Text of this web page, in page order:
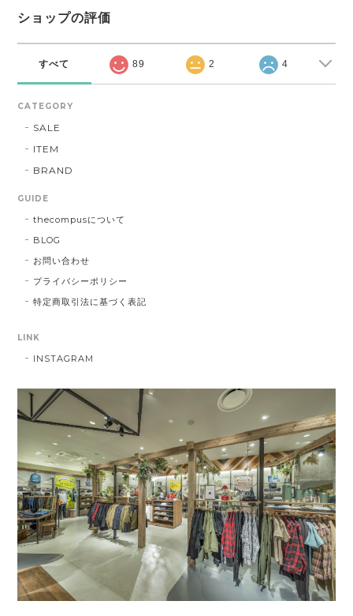
ショップの評価
すべて 89 2 4
CATEGORY
SALE
ITEM
BRAND
GUIDE
thecompusについて
BLOG
お問い合わせ
プライバシーポリシー
特定商取引法に基づく表記
LINK
INSTAGRAM